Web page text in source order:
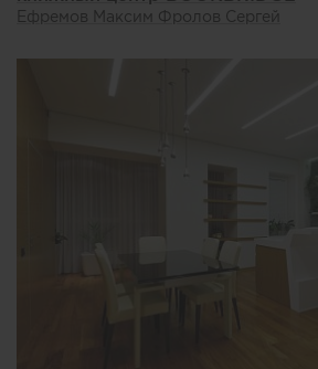
Ефремов Максим Фролов Сергей